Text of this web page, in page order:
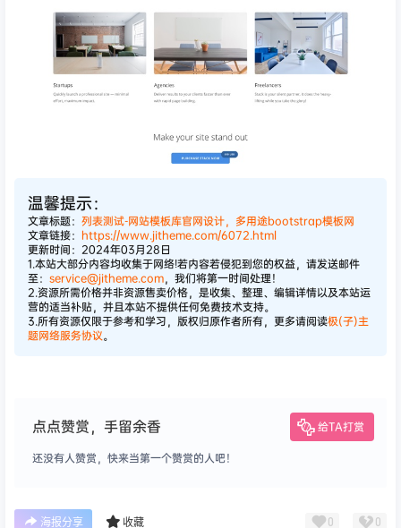
温馨提示：
文章标题： 列表测试-网站模板库官网设计，多用途bootstrap模板网
文章链接： https://www.jitheme.com/6072.html
更新时间：2024年03月28日
1.本站大部分内容均收集于网络!若内容若侵犯到您的权益，请发送邮件
至： service@jitheme.com，我们将第一时间处理！
2.资源所需价格并非资源售卖价格，是收集、整理、编辑详情以及本站运
营的适当补贴，并且本站不提供任何免费技术支持。
3.所有资源仅限于参考和学习，版权归原作者所有，更多请阅读极(子)主
题网络服务协议。
点点赞赏，手留余香 给TA打赏
还没有人赞赏，快来当第一个赞赏的人吧！
海报分享 收藏 0 0